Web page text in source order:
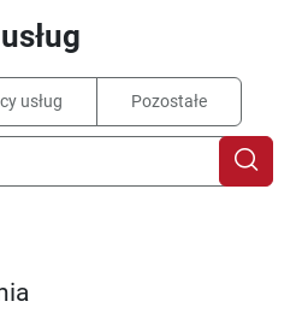
usług Pozostałe